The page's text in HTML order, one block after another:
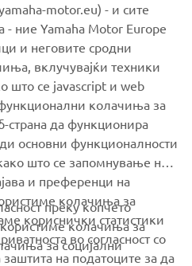
it matters. This buoyant
to secure your outboard’s
gets the engine going.
DEALER
motor.eu) - и сите
- ние Yamaha Motor Europe
и неговите сродни
вклучувајќи техники
што се javascript и web
колачиња за
страна да функционира
основни функционалности
што се запомнување на
и преференци на
колачиња за
кориснички статистики
во согласност со
заштита на податоците за да
преку копчето
колачиња за
за социјални